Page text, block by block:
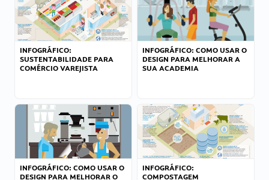
INFOGRÁFICO:
SUSTENTABILIDADE PARA
COMÉRCIO VAREJISTA
INFOGRÁFICO: COMO USAR O
DESIGN PARA MELHORAR A
SUA ACADEMIA
INFOGRÁFICO: COMO USAR O
DESIGN PARA MELHORAR O
INFOGRÁFICO:
COMPOSTAGEM